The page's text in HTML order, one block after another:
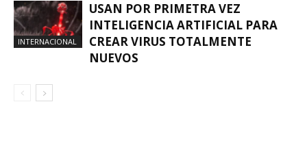
INTERNACIONAL
USAN POR PRIMETRA VEZ
INTELIGENCIA ARTIFICIAL PARA
CREAR VIRUS TOTALMENTE
NUEVOS